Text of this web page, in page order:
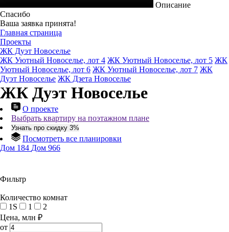
Описание
Спасибо
Ваша заявка принята!
Главная страница
Проекты
ЖК Дуэт Новоселье
ЖК Уютный Новоселье, лот 4 ЖК Уютный Новоселье, лот 5 ЖК
Уютный Новоселье, лот 6 ЖК Уютный Новоселье, лот 7 ЖК
Дуэт Новоселье ЖК Дзета Новоселье
ЖК Дуэт Новоселье
О проекте
Выбрать квартиру на поэтажном плане
Узнать про скидку 3%
Посмотреть все планировки
Дом 184 Дом 966
Фильтр
Количество комнат
1S
1
2
Цена, млн ₽
от